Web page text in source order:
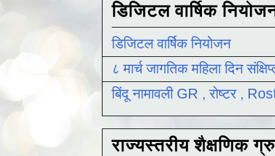
डिजिटल वार्षिक
डिजिटल वार्षिक नियोजन
८ मार्च जागतिक महिला दिन
बिंदू नामावली GR , रोष्टर ,
राज्यस्तरीय शैक्षणिक